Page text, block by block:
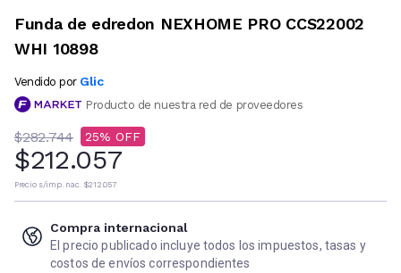
Funda de edredon NEXHOME PRO CCS22002
WHI 10898
Vendido por Glic
Producto de nuestra red de proveedores
$282.744 25
$212.057
Precio s/imp. nac. $212.057
Compra internacional
El precio publicado incluye todos los impuestos, tasas y
costos de envíos correspondientes